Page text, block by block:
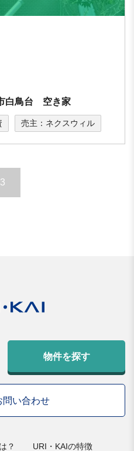
白鳥台 空き家
売主：ネクスウィル
3
物件を探す
問い合わせ
？ URI・KAIの特徴